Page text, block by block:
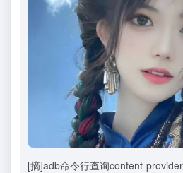
[摘]adb命令行查询content-provider